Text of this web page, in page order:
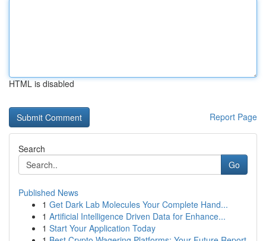
HTML is disabled
Report Page
Search
Go
Published News
1 Get Dark Lab Molecules Your Complete Hand...
1 Artificial Intelligence Driven Data for Enhance...
1 Start Your Application Today